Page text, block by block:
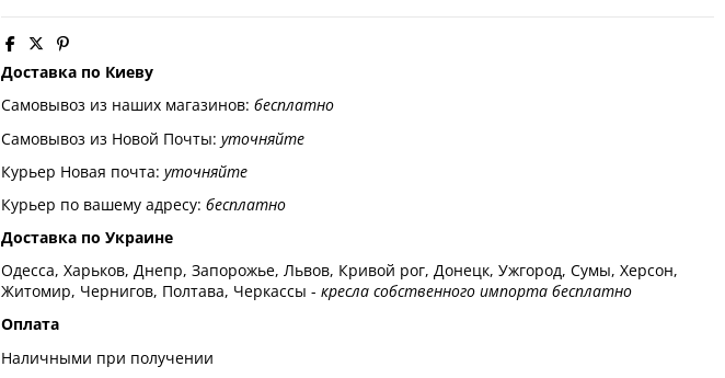
Доставка по Киеву
Самовывоз из наших магазинов: бесплатно
Самовывоз из Новой Почты: уточняйте
Курьер Новая почта: уточняйте
Курьер по вашему адресу: бесплатно
Доставка по Украине
Одесса, Харьков, Днепр, Запорожье, Львов, Кривой рог, Донецк, Ужгород, Сумы, Херсон,
Житомир, Чернигов, Полтава, Черкассы - кресла собственного импорта бесплатно
Оплата
Наличными при получении